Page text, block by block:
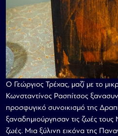
Ο Γεώργιος Τρέχας, μαζί με το
Κωνσταντίνος Ρασπίτσος
προσφυγικό συνοικισμό της
ξαναδημιούργησαν τις ζωές τους
ζωές. Μια ξύλινη εικόνα της